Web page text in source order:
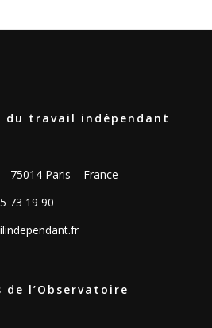
du travail indépendant
75014 Paris – France
73 19 90
de l’Observatoire